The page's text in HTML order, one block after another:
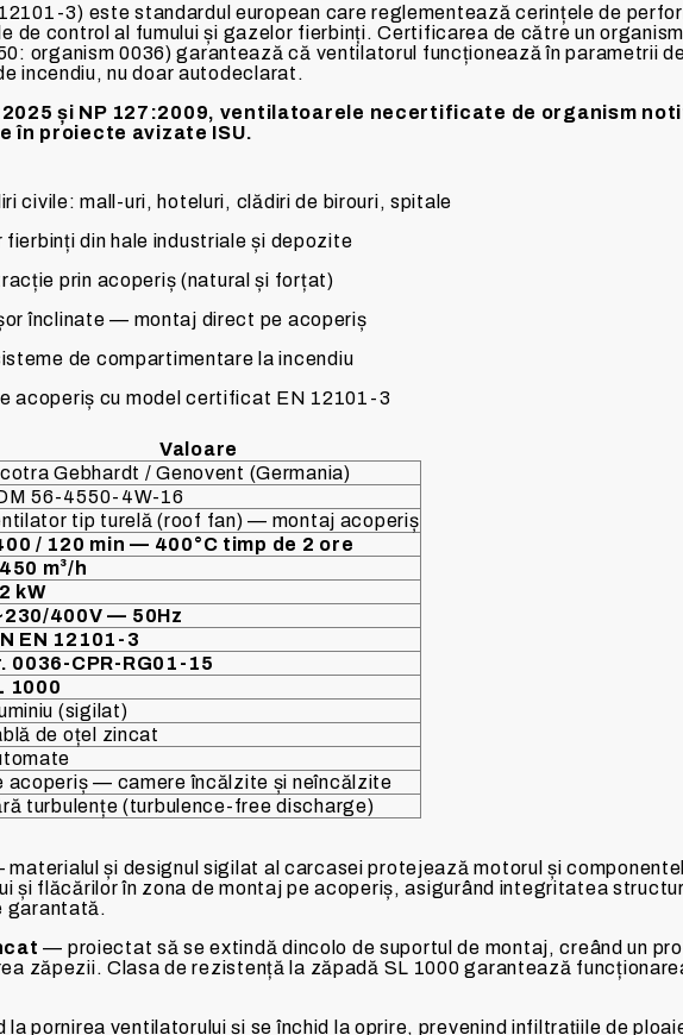
3) este standardul european care reglementează cerințele de
de control al fumului și gazelor fierbinți. Certificarea de către un
organism 0036) garantează că ventilatorul funcționează în parametrii
incendiu, nu doar autodeclarat.
și NP 127:2009, ventilatoarele necertificate de organism
în proiecte avizate ISU.
civile: mall-uri, hoteluri, clădiri de birouri, spitale
din hale industriale și depozite
prin acoperiș (natural și forțat)
înclinate — montaj direct pe acoperiș
de compartimentare la incendiu
acoperiș cu model certificat EN 12101-3
Valoare
Gebhardt / Genovent (Germania)
56-4550-4W-16
tip turelă (roof fan) — montaj acoperiș
/ 120 min — 400°C timp de 2 ore
m³/h
kW
400V — 50Hz
EN 12101-3
0036-CPR-RG01-15
1000
(sigilat)
de oțel zincat
acoperiș — camere încălzite și neîncălzite
turbulențe (turbulence-free discharge)
și designul sigilat al carcasei protejează motorul și
și flăcărilor în zona de montaj pe acoperiș, asigurând integritatea
garantată.
— proiectat să se extindă dincolo de suportul de montaj, creând un
zăpezii. Clasa de rezistență la zăpadă SL 1000 garantează
pornirea ventilatorului și se închid la oprire, prevenind infiltrațiile de